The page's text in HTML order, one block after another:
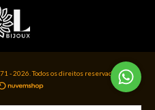
- 2026. Todos os direitos reservados.